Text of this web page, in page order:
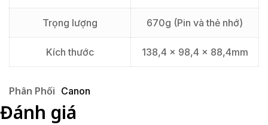
Trọng lượng 670g (Pin và thẻ nhớ)
Kích thước 138,4 x 98,4 x 88,4mm
Phân Phối Canon
Đánh giá